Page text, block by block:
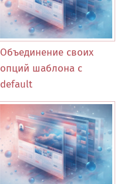
Объединение своих
опций шаблона с
default